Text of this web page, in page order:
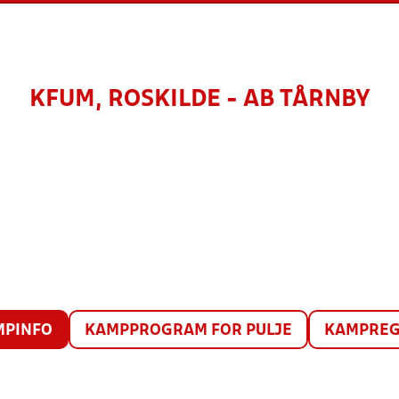
KFUM, ROSKILDE - AB TÅRNBY
KAMPPROGRAM FOR PULJE